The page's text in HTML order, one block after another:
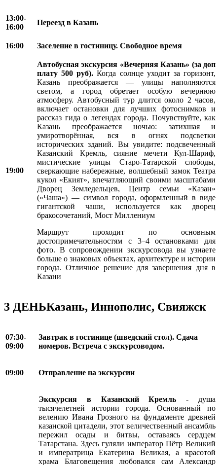
13:00-
16:00
Переезд в Казань
16:00 Заселение в гостиницу. Свободное время
19:00
Автобусная экскурсия «Вечерняя Казань» (за доп
плату 500 руб). Когда солнце уходит за горизонт,
Казань преображается — улицы наполняются
светом, а город обретает особую вечернюю
атмосферу. Автобусный тур длится около 2 часов,
включает остановки для лучших фотоснимков и
рассказ гида о легендах города. Почувствуйте, как
Казань преображается ночью: затихшая и
умиротворённая, вся в огнях подсветки
исторических зданий. Вы увидите: подсвеченный
Казанский Кремль, сияние мечети Кул‑Шариф,
мистические улицы Старо-Татарской слободы,
сверкающие набережные, волшебный замок Театра
кукол «Екият», впечатляющий своими масштабами
Дворец Земледельцев, Центр семьи «Казан»
(«Чаша») — символ города, оформленный в виде
гигантской чаши, используется как дворец
бракосочетаний, Мост Миллениум
Маршрут проходит по основным
достопримечательностям с 3–4 остановками для
фото. В сопровождении экскурсовода вы узнаете
больше о знаковых объектах, архитектуре и истории
города. Отличное решение для завершения дня в
Казани
3 ДЕНЬКазань, Иннополис, Свияжск
07:30-
09:00
Завтрак в гостинице (шведский стол). Сдача
номеров. Встреча с экскурсоводом.
09:00 Отправление на экскурсии
Экскурсия в Казанский Кремль - душа
тысячелетней истории города. Основанный по
велению Ивана Грозного на фундаменте древней
казанской цитадели, этот величественный ансамбль
пережил осады и битвы, оставаясь сердцем
Татарстана. Здесь гуляли император Пётр Великий
и императрица Екатерина Великая, а красотой
храма Благовещения любовался сам Александр